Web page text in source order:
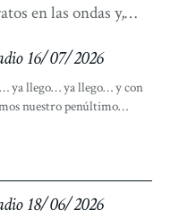
en las ondas y,
muy
Para terminar por
16/07/2026
ya llego… ya llego… y con
nuestro penúltimo
antes de las
en agosto. Hoy ha sido un
nueva visita de nuestros
de la Miniresidencia y
18/06/2026